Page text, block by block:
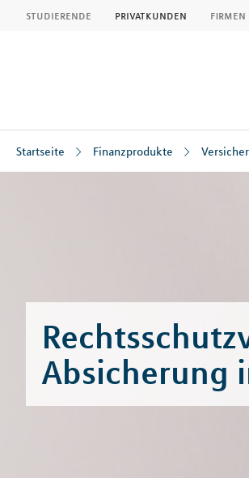
studierende privatkunden
Startseite Finanzprodukte
Absicherung